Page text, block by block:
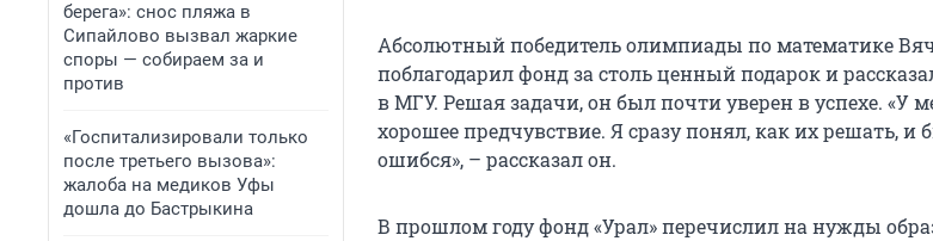
берега»: снос пляжа в
Сипайлово вызвал жаркие
споры — собираем за и
против
«Госпитализировали только
после третьего вызова»:
жалоба на медиков Уфы
дошла до Бастрыкина
Абсолютный победитель олимпиады по математике
поблагодарил фонд за столь ценный подарок и
в МГУ. Решая задачи, он был почти уверен в успехе. «У
хорошее предчувствие. Я сразу понял, как их решать, и
ошибся», – рассказал он.
В прошлом году фонд «Урал» перечислил на нужды